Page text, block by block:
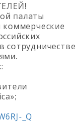
палаты
коммерческие
сотрудничестве
_Q